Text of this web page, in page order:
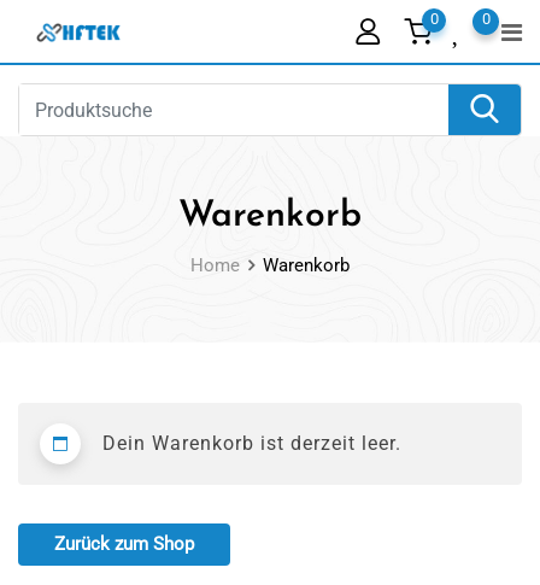
content
0
0
Warenkorb
Home Warenkorb
Dein Warenkorb ist derzeit leer.
Zurück zum Shop